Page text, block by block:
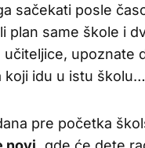
sačekati posle
plan same škole i
upoznate
koji idu u istu školu…
pre početka